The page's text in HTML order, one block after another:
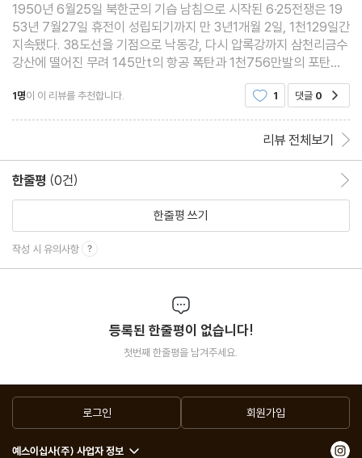
1950년 6월25일 북한군의 기습 남침으로 시작된 6·25전쟁은 19
53년 7월27일 휴전이 성립되기까지 만 3년1개월 2일, 1천129일간
지속됐다. 38도선을 기점으로 낙동강, 다시 압록강까지 삼천리금수
강산에 떨어진 무려 145만t의 항공 폭탄과 1천756만발의 포탄으
로 기간시설과 건물을 포함한 전 국토의 80%가 잿더미로 변했다.
그리고 전쟁으로 발생한 천만 이산가족을 제외하고도 민
1명이 이 리뷰를 추천합니다. 1 댓글 0
리뷰 전체보기
한줄평 (0건)
한줄평 쓰기
작성 시 유의사항
등록된 한줄평이 없습니다!
첫번째 한줄평을 남겨주세요.
로그인 회원가입
예스이십사(주) 사업자 정보